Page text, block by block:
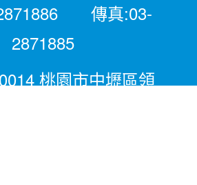
傳真:03-
2871885
桃園市中壢區領